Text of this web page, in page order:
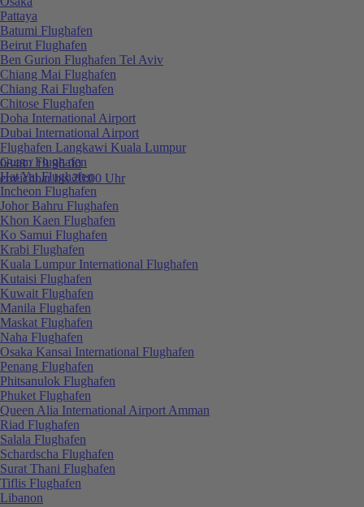
0848 / 19 96 00
erreichbar bis 20:00 Uhr
Pattaya
Batumi Flughafen
Beirut Flughafen
Ben Gurion Flughafen Tel Aviv
Chiang Mai Flughafen
Chiang Rai Flughafen
Chitose Flughafen
Doha International Airport
Dubai International Airport
Flughafen Langkawi Kuala Lumpur
Guam Flughafen
Hat Yai Flughafen
Incheon Flughafen
Johor Bahru Flughafen
Khon Kaen Flughafen
Ko Samui Flughafen
Krabi Flughafen
Kuala Lumpur International Flughafen
Kutaisi Flughafen
Kuwait Flughafen
Manila Flughafen
Maskat Flughafen
Naha Flughafen
Osaka Kansai International Flughafen
Penang Flughafen
Phitsanulok Flughafen
Phuket Flughafen
Queen Alia International Airport Amman
Riad Flughafen
Salala Flughafen
Schardscha Flughafen
Surat Thani Flughafen
Tiflis Flughafen
Libanon